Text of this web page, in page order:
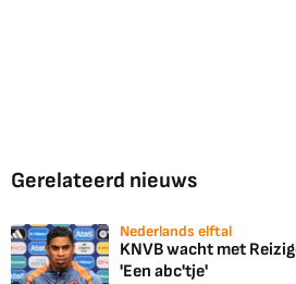
Gerelateerd nieuws
Nederlands elftal
KNVB wacht met
'Een abc'tje'